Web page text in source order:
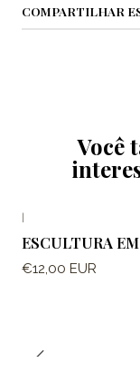
COMPARTILHAR
Você
ESCULTURA
€12,00 EUR